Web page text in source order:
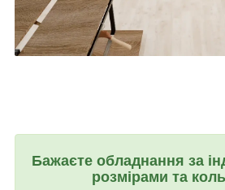
Бажаєте обладнання за
розмірами та